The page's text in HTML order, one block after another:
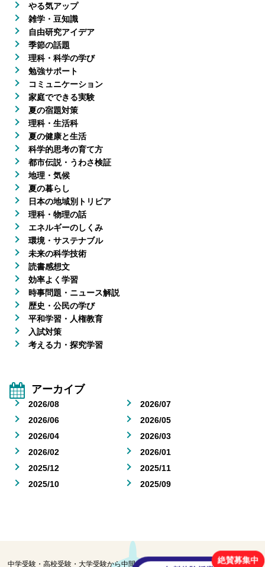
絶賛募集中
やる気アップ
雑学・豆知識
自由研究アイデア
季節の話題
理科・科学の学び
勉強サポート
コミュニケーション
家庭でできる実験
夏の宿題対策
理科・生活科
夏の健康と生活
科学的思考の育て方
都市伝説・うわさ検証
地理・気候
夏の暮らし
日本の地域別トリビア
理科・物理の話
エネルギーのしくみ
環境・サステナブル
未来の科学技術
読書感想文
効率よく学習
時事問題・ニュース解説
歴史・公民の学び
平和学習・人権教育
入試対策
考える力・探究学習
アーカイブ
2026/08
2026/07
2026/06
2026/05
2026/04
2026/03
2026/02
2026/01
2025/12
2025/11
2025/10
2025/09
中学受験・高校受験・大学受験から中間テスト・期末テストの学習を目指す佐